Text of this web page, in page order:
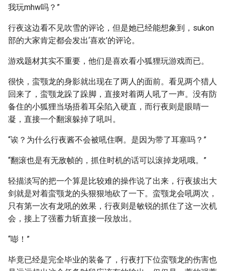
我玩mhw吗？”
行夜这边看不见吹雪的评论，但是她已经能想象到，sukon
部的大家肯定都会发出‘喜欢’的评论。
游戏题材其实不重要，他们是喜欢看小狐狸玩游戏而已。
很快，蛮颚龙的身影就出现在了两人的面前。看见两个猎人
回来了，蛮颚龙跺了跺脚，直接对着两人吼了一声。没有防
备住的小狐狸当场捂着耳朵陷入硬直，而行夜则是眼睛一
凝，直接一个翻滚躲掉了吼叫。
“诶？为什么行夜酱不会被吼住啊。是因为带了耳塞吗？”
“翻滚也是有无敌帧的，抓住时机的话可以滚掉龙吼哦。”
轻描淡写的把一个算是比较难的操作说了出来，行夜拔出大
剑就是对着蛮颚龙的头狠狠地砍了一下。蛮颚龙会吼两次，
只有第一次有龙吼的效果，行夜则是敏锐的抓住了这一次机
会，接上了强蓄力斩直接一段放出。
“嘭！”
毕竟已经是完全毕业的装备了，行夜打下位蛮颚龙的伤害也